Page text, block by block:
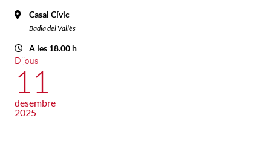
Casal Cívic
Badia del Vallès
A les 18.00 h
Dijous
11
desembre
2025